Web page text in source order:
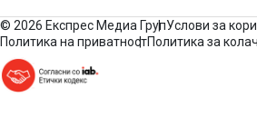
© 2026 Експрес Медиа ГрупУслови за
Политика на приватностПолитика за